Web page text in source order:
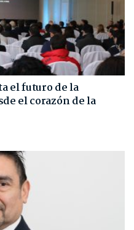
el futuro de la
el corazón de la